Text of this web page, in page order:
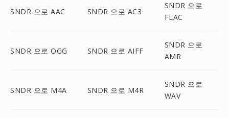
SNDR 으로 AAC SNDR 으로 AC3
SNDR 으로
FLAC
SNDR 으로 OGG SNDR 으로 AIFF
SNDR 으로
AMR
SNDR 으로 M4A SNDR 으로 M4R
SNDR 으로
WAV